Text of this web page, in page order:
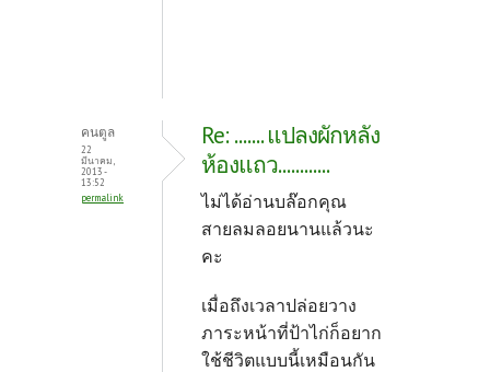
คนตูล
22
มีนาคม,
2013 -
13:52
permalink
Re: ....... แปลงผักหลัง
ห้องแถว............
ไม่ได้อ่านบล๊อกคุณ
สายลมลอยนานแล้วนะ
คะ
เมื่อถึงเวลาปล่อยวาง
ภาระหน้าที่ป้าไก่ก็อยาก
ใช้ชีวิตแบบนี้เหมือนกัน